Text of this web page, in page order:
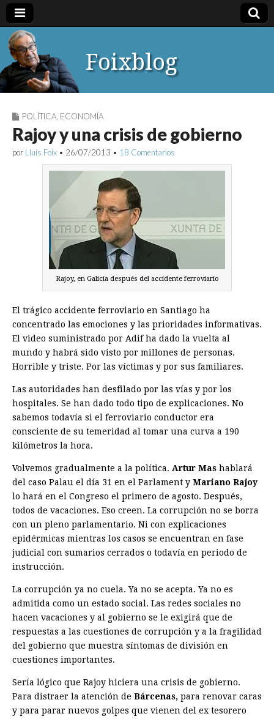
Foixblog
POLÍTICA ECONOMÍA
Rajoy y una crisis de gobierno
por Lluís Foix • 26/07/2013 • 18 Comentarios
Rajoy, en Galicia después del accidente ferroviario
El trágico accidente ferroviario en Santiago ha
concentrado las emociones y las prioridades informativas.
El video suministrado por Adif ha dado la vuelta al
mundo y habrá sido visto por millones de personas.
Horrible y triste. Por las víctimas y por sus familiares.
Las autoridades han desfilado por las vías y por los
hospitales. Se han dado todo tipo de explicaciones. No
sabemos todavía si el ferroviario conductor era
consciente de su temeridad al tomar una curva a 190
kilómetros la hora.
Volvemos gradualmente a la política. Artur Mas hablará
del caso Palau el día 31 en el Parlament y Mariano Rajoy
lo hará en el Congreso el primero de agosto. Después,
todos de vacaciones. Eso creen. La corrupción no se borra
con un pleno parlamentario. Ni con explicaciones
epidérmicas mientras los casos se encuentran en fase
judicial con sumarios cerrados o todavía en periodo de
instrucción.
La corrupción ya no cuela. Ya no se acepta. Ya no es
admitida como un estado social. Las redes sociales no
hacen vacaciones y al gobierno se le exigirá que de
respuestas a las cuestiones de corrupción y a la fragilidad
del gobierno que muestra síntomas de división en
cuestiones importantes.
Sería lógico que Rajoy hiciera una crisis de gobierno.
Para distraer la atención de Bárcenas, para renovar caras
y para parar nuevos golpes que vienen del ex tesorero